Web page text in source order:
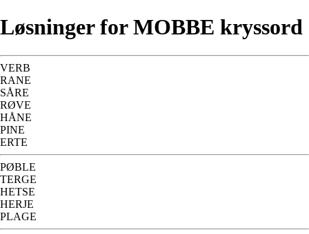
Løsninger for MOBBE kryssord
VERB
RANE
SÅRE
RØVE
HÅNE
PINE
ERTE
PØBLE
TERGE
HETSE
HERJE
PLAGE